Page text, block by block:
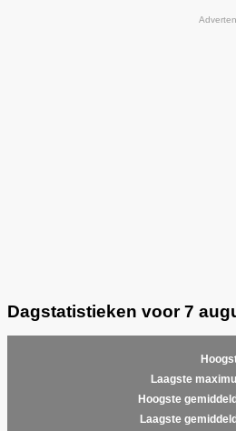
Dagstatistieken voor 7
Laagste
Hoogste
Laagste